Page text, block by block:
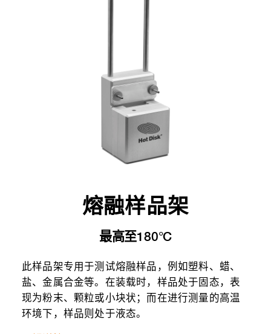
熔融样品架
最高至180°C
此样品架专用于测试熔融样品，例如塑料、蜡、
盐、金属合金等。在装载时，样品处于固态，表
现为粉末、颗粒或小块状；而在进行测量的高温
环境下，样品则处于液态。